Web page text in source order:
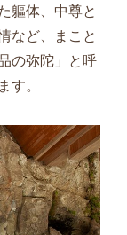
軀体、中尊と
など、まこと
の弥陀」と呼
す。